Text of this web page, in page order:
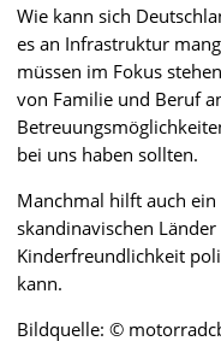
Wie kann sich
es an Infrastruktur
müssen im Fokus
von Familie und Beruf
bei uns haben sollten.
Manchmal hilft auch
skandinavischen
Kinderfreundlichkeit
kann.
Bildquelle: ©